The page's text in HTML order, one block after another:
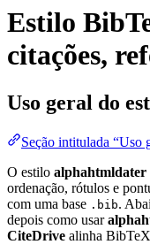
Estilo
citações,
Uso geral do
Seção intitulada “Uso
O estilo alphahtmldater
ordenação, rótulos e
com uma base .bib.
depois como usar
CiteDrive alinha